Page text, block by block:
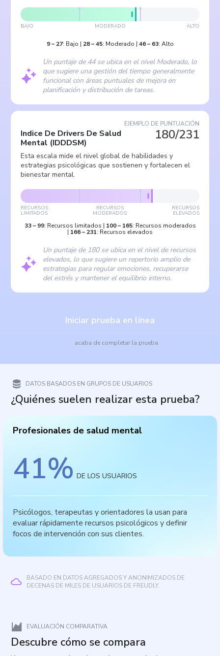
BAJO MODERADO ALTO
9– 27: Bajo | 28–45: Moderado | 46– 63: Alto
Un puntaje de 44 se ubica en el nivel Moderado, lo
que sugiere una gestión del tiempo generalmente
funcional con áreas puntuales de mejora en
planificación y distribución de tareas.
EJEMPLO DE PUNTUACIÓN
180/231
Indice De Drivers De Salud
Mental (IDDDSM)
Esta escala mide el nivel global de habilidades y
estrategias psicológicas que sostienen y fortalecen el
bienestar mental.
RECURSOS
LIMITADOS
RECURSOS
MODERADOS
RECURSOS
ELEVADOS
33– 99: Recursos limitados | 100– 165: Recursos moderados
| 166– 231: Recursos elevados
Un puntaje de 180 se ubica en el nivel de recursos
elevados, lo que sugiere un repertorio amplio de
estrategias para regular emociones, recuperarse
del estrés y mantener el equilibrio interno.
Iniciar prueba en línea
acaba de completar la prueba
DATOS BASADOS EN GRUPOS DE USUARIOS
¿Quiénes suelen realizar esta prueba?
Profesionales de salud mental
41% DE LOS USUARIOS
Psicólogos, terapeutas y orientadores la usan para
evaluar rápidamente recursos psicológicos y definir
focos de intervención con sus clientes.
BASADO EN DATOS AGREGADOS Y ANONIMIZADOS DE
DECENAS DE MILES DE USUARIOS DE FREUDLY.
EVALUACIÓN COMPARATIVA
Descubre cómo se compara